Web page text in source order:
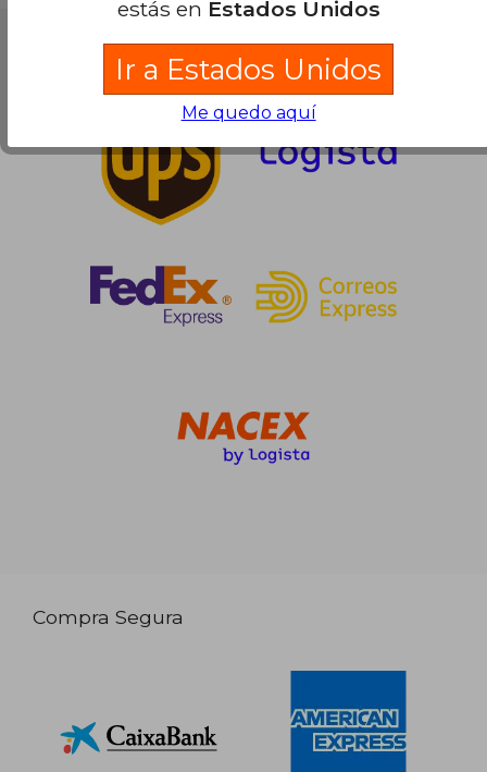
Partners Logísticos
Compra Segura
estás en Estados Unidos
Ir a Estados Unidos
Me quedo aquí